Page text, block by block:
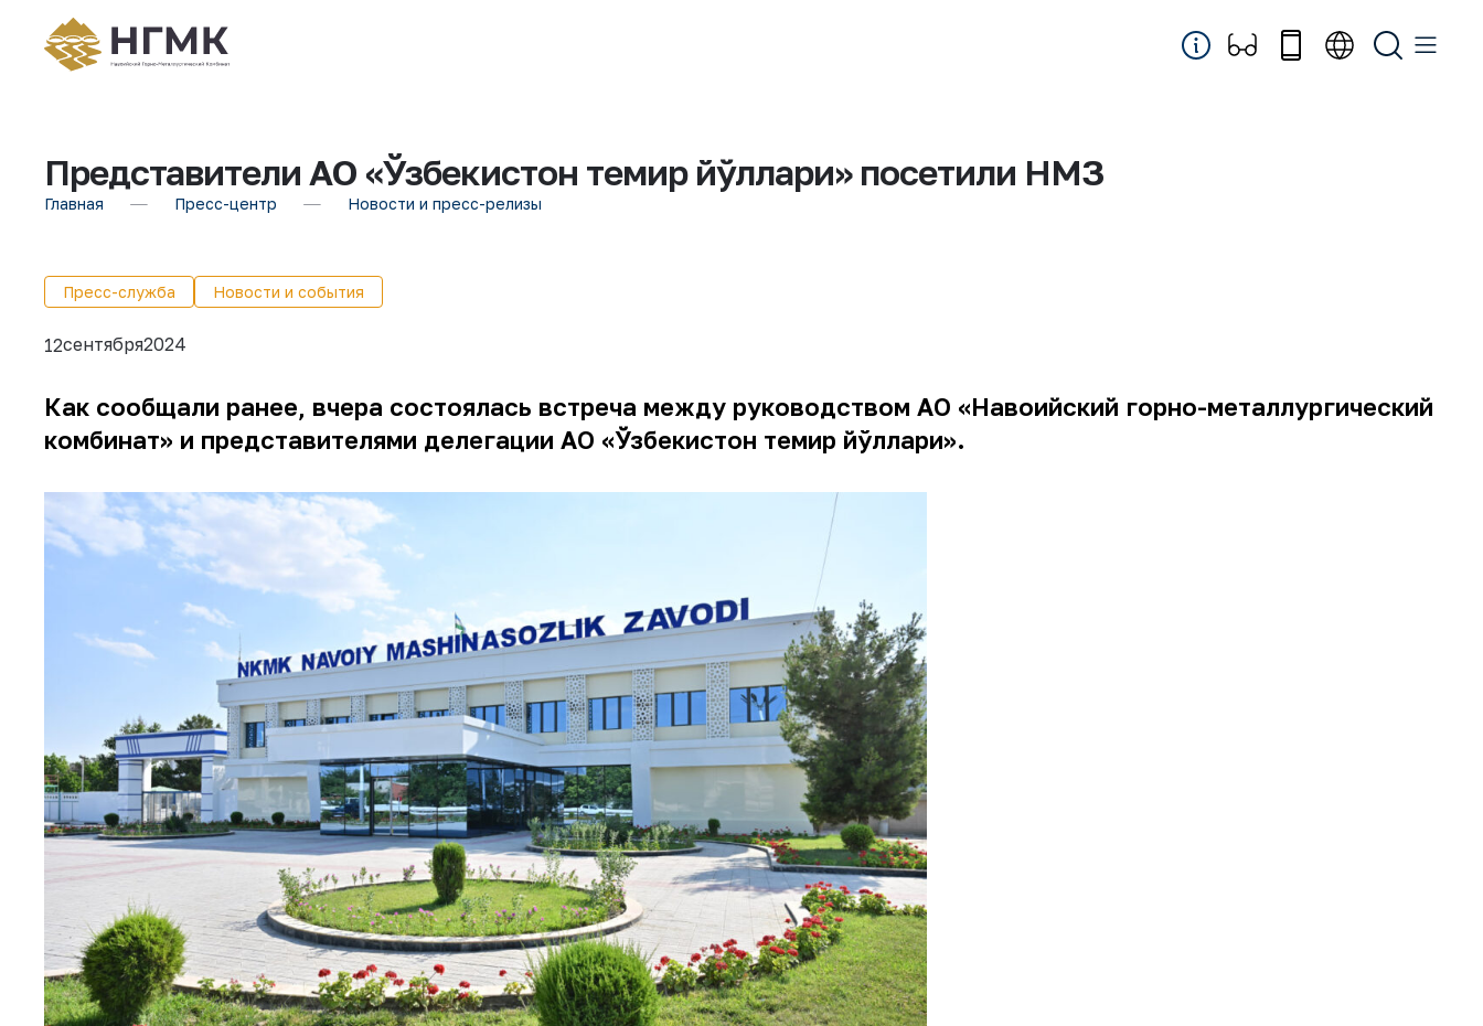
Представители АО «Ўзбекистон темир йўллари» посетили НМЗ
Главная Пресс-центр Новости и пресс-релизы
Пресс-служба Новости и события
12сентября2024
Как сообщали ранее, вчера состоялась встреча между руководством АО «Навоийский горно-металлургический
комбинат» и представителями делегации АО «Ўзбекистон темир йўллари».